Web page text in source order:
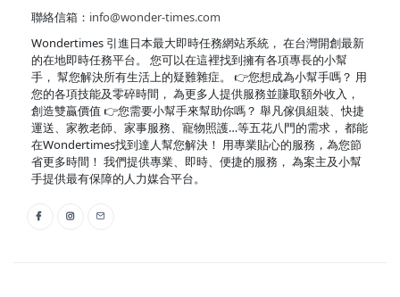
聯絡信箱： info@wonder-times.com
Wondertimes 引進日本最大即時任務網站系統， 在台灣開創最新
的在地即時任務平台。 您可以在這裡找到擁有各項專長的小幫
手， 幫您解決所有生活上的疑難雜症。 👉您想成為小幫手嗎？ 用
您的各項技能及零碎時間， 為更多人提供服務並賺取額外收入，
創造雙贏價值 👉您需要小幫手來幫助你嗎？ 舉凡傢俱組裝、快捷
運送、家教老師、家事服務、寵物照護…等五花八門的需求， 都能
在Wondertimes找到達人幫您解決！ 用專業貼心的服務，為您節
省更多時間！ 我們提供專業、即時、便捷的服務， 為案主及小幫
手提供最有保障的人力媒合平台。